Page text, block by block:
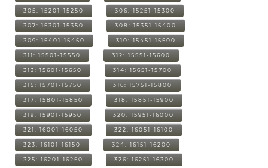
305: 15201-15250 306: 15251-15300
307: 15301-15350 308: 15351-15400
309: 15401-15450 310: 15451-15500
311: 15501-15550 312: 15551-15600
313: 15601-15650 314: 15651-15700
315: 15701-15750 316: 15751-15800
317: 15801-15850 318: 15851-15900
319: 15901-15950 320: 15951-16000
321: 16001-16050 322: 16051-16100
323: 16101-16150 324: 16151-16200
325: 16201-16250 326: 16251-16300